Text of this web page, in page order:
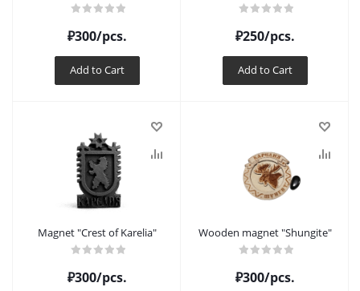
₽300/pcs.
Add to Cart
₽250/pcs.
Add to Cart
Magnet "Crest of Karelia"
₽300/pcs.
Wooden magnet "Shungite"
₽300/pcs.